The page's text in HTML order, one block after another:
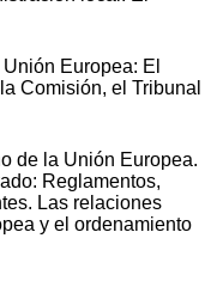
Europea: El
Comisión, el Tribunal
de la Unión Europea.
Reglamentos,
Las relaciones
y el ordenamiento